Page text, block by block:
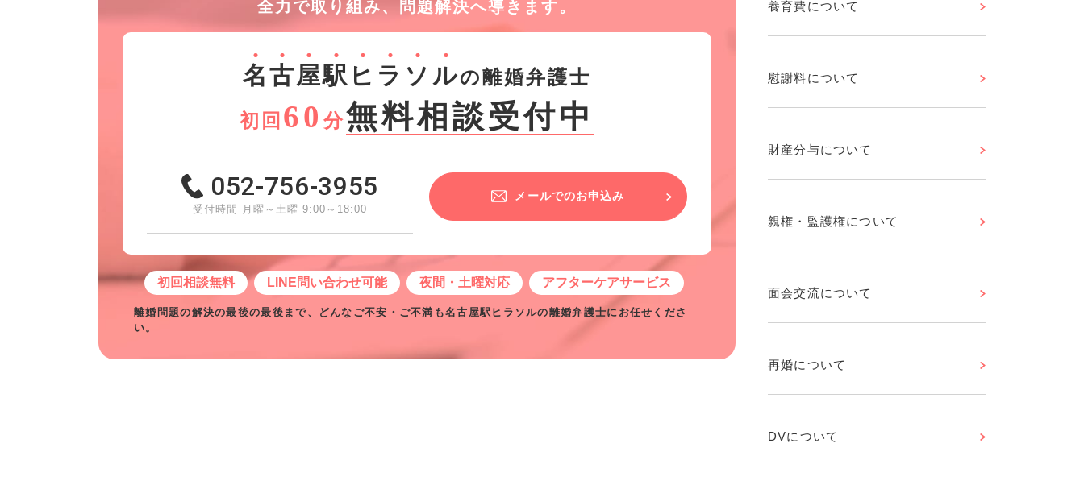
全力で取り組み、
問題解決へ導きます。
名古屋駅 ヒ ラ ソ ルの離婚弁護士
初回 60分無料相談受付中
052-756-3955
受付時間 月曜～土曜 9:00～18:00
メールでのお申込み
初回相談無料 LINE問い合わせ可能 夜間・土曜対応 アフターケアサービス
離婚問題の解決の最後の最後まで、どんなご不安・ご不満も名古屋駅ヒラソルの離婚弁護士にお任せくださ
い。
養育費について
慰謝料について
財産分与について
親権・監護権について
面会交流について
再婚について
DVについて